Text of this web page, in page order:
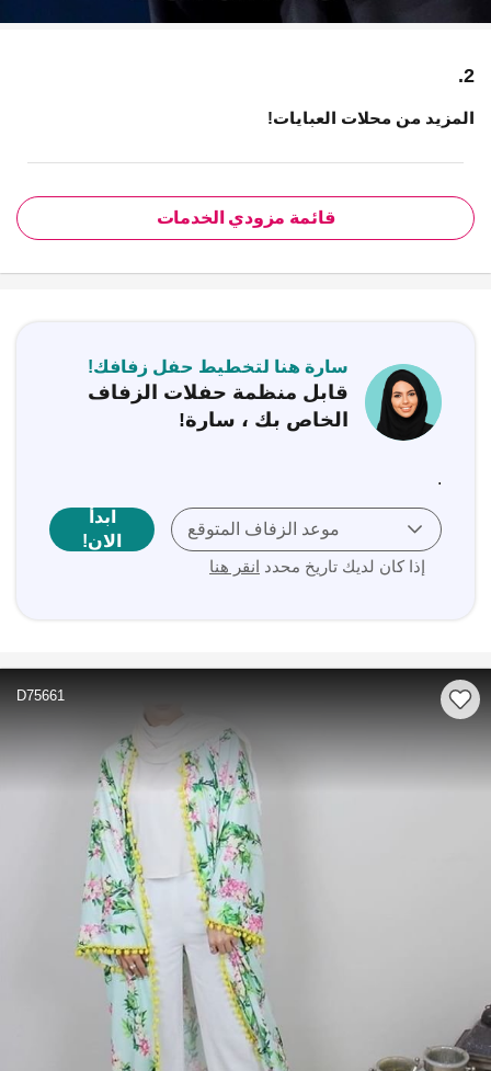
2.
المزيد من محلات العبايات!
قائمة مزودي الخدمات
سارة هنا لتخطيط حفل زفافك!
قابل منظمة حفلات الزفاف
الخاص بك ، سارة!
.
موعد الزفاف المتوقع
إذا كان لديك تاريخ محدد انقر هنا
ابدأ
الان!
D75661